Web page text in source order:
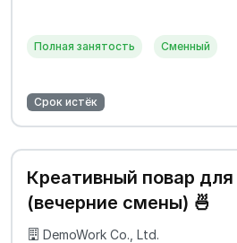
Полная занятость Сменный
Срок истёк
Креативный повар
(вечерние смены) 🍜
DemoWork Co., Ltd.